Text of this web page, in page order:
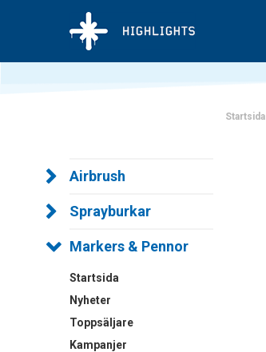
Airbrush
Sprayburkar
Markers & Pennor
Startsida
Nyheter
Toppsäljare
Kampanjer
Startsida